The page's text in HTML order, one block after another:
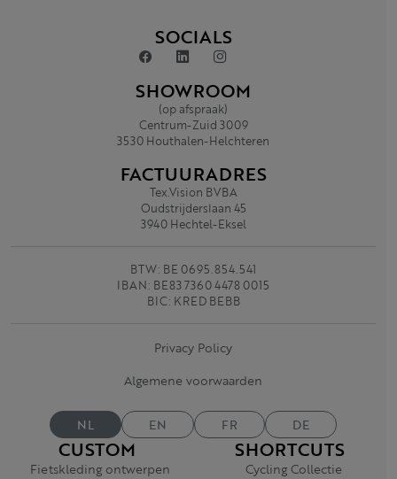
CUSTOM
Fietskleding ontwerpen
SHORTCUTS
Cycling Collectie
SOCIALS
SHOWROOM
(op afspraak)
Centrum-Zuid 3009
3530 Houthalen-Helchteren
FACTUURADRES
Tex.Vision BVBA
Oudstrijderslaan 45
3940 Hechtel-Eksel
BTW: BE 0695.854.541
IBAN: BE83 7360 4478 0015
BIC: KRED BEBB
Privacy Policy
Algemene voorwaarden
NL EN FR DE